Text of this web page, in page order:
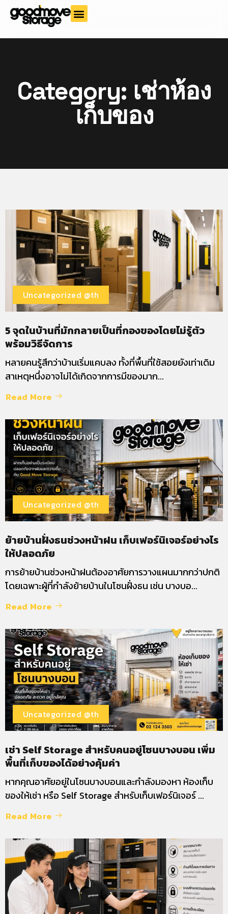
Category: เช่าห้อง
เก็บของ
Uncategorized @th
5 จุดในบ้านที่มักกลายเป็นที่กองของโดยไม่รู้ตัว
พร้อมวิธีจัดการ
หลายคนรู้สึกว่าบ้านเริ่มแคบลง ทั้งที่พื้นที่ใช้สอยยังเท่าเดิม
สาเหตุหนึ่งอาจไม่ได้เกิดจากการมีของมาก...
Read More
Uncategorized @th
ย้ายบ้านฝั่งธนช่วงหน้าฝน เก็บเฟอร์นิเจอร์อย่างไร
ให้ปลอดภัย
การย้ายบ้านช่วงหน้าฝนต้องอาศัยการวางแผนมากกว่าปกติ
โดยเฉพาะผู้ที่กำลังย้ายบ้านในโซนฝั่งธน เช่น บางบอ...
Read More
Uncategorized @th
เช่า Self Storage สำหรับคนอยู่โซนบางบอน เพิ่ม
พื้นที่เก็บของได้อย่างคุ้มค่า
หากคุณอาศัยอยู่ในโซนบางบอนและกำลังมองหา ห้องเก็บ
ของให้เช่า หรือ Self Storage สำหรับเก็บเฟอร์นิเจอร์ ...
Read More